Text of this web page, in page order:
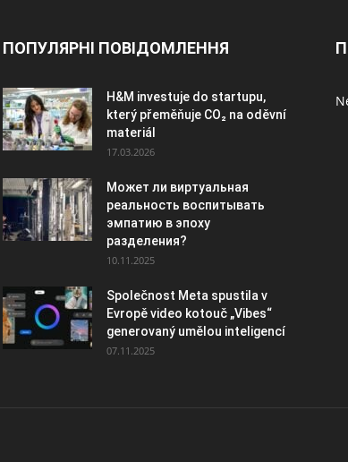
ПОПУЛЯРНІ ПОВІДОМЛЕННЯ
H&M investuje do startupu,
který přeměňuje CO₂ na oděvní
materiál
17.03.2026
Может ли виртуальная
реальность воспитывать
эмпатию в эпоху
разделения?
10.11.2025
Společnost Meta spustila v
Evropě video kotouč „Vibes“
generovaný umělou inteligencí
07.11.2025